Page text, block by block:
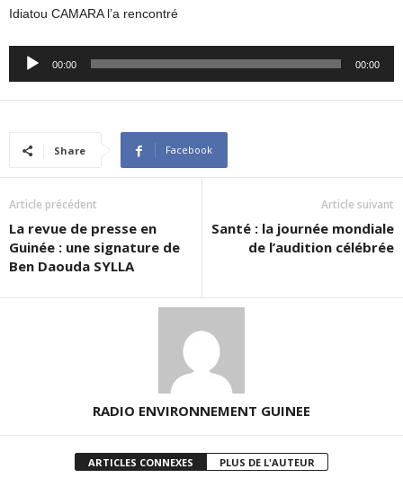
Idiatou CAMARA l’a rencontré
Audio
00:00 00:00
Share Facebook
Article précédent
La revue de presse en
Guinée : une signature de
Ben Daouda SYLLA
Article suivant
Santé : la journée mondiale
de l’audition célébrée
RADIO ENVIRONNEMENT GUINEE
ARTICLES CONNEXES PLUS DE L'AUTEUR